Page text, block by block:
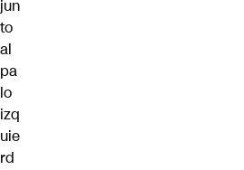
jun
to
al
pa
lo
izq
uie
rd